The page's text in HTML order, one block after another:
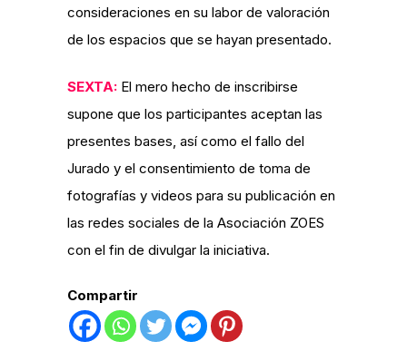
consideraciones en su labor de valoración
de los espacios que se hayan presentado.
SEXTA: El mero hecho de inscribirse
supone que los participantes aceptan las
presentes bases, así como el fallo del
Jurado y el consentimiento de toma de
fotografías y videos para su publicación en
las redes sociales de la Asociación ZOES
con el fin de divulgar la iniciativa.
Compartir